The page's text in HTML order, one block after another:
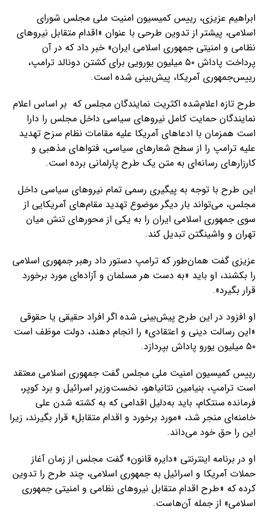
ابراهیم عزیزی، رییس کمیسیون امنیت ملی مجلس شورای
اسلامی، پیشتر از تدوین طرحی با عنوان «اقدام متقابل نیروهای
نظامی و امنیتی جمهوری اسلامی ایران» خبر داد که در آن
پرداخت پاداش ۵۰ میلیون یورویی برای کشتن دونالد ترامپ،
رییس‌جمهوری آمریکا، پیش‌بینی شده است.
طرح تازه اعلام‌شده اکثریت نمایندگان مجلس که بر اساس اعلام
نمایندگان حمایت کامل نیروهای سیاسی داخل مجلس را دارا
است همزمان با ادعاهای آمریکا علیه مقامات نظام سزح تهدید
علیه ترامپ را از سطح شعارهای سیاسی، فتواهای مذهبی و
کارزارهای رسانه‌ای به متن یک طرح پارلمانی برده است.
این طرح با توجه به پیگیری رسمی تمام نیروهای سیاسی داخل
مجلس، می‌تواند بار دیگر موضوع تهدید مقام‌های آمریکایی از
سوی جمهوری اسلامی ایران را به یکی از محورهای تنش میان
تهران و واشینگتن تبدیل کند.
عزیزی گفت همان‌طور که ترامپ دستور داد رهبر جمهوری اسلامی
را بکشند، او باید «به دست هر مسلمان و آزاده‌ای مورد برخورد
قرار بگیرد».
او افزود در این طرح پیش‌بینی شده اگر افراد حقیقی یا حقوقی
«این رسالت دینی و اعتقادی» را انجام دهند، دولت موظف است
۵۰ میلیون یورو پاداش بپردازد.
رییس کمیسیون امنیت ملی مجلس گفت جمهوری اسلامی معتقد
است ترامپ، بنیامین نتانیاهو، نخست‌وزیر اسرائیل و برد کوپر،
فرمانده سنتکام، باید به‌دلیل اقدامی که به کشته شدن علی
خامنه‌ای منجر شد، «مورد برخورد و اقدام متقابل» قرار بگیرند، زیرا
این را حق خود می‌داند.
او در برنامه اینترنتی «دایره قانون» گفت مجلس از زمان آغاز
حملات آمریکا و اسرائیل به جمهوری اسلامی، چند طرح را تدوین
کرده که «طرح اقدام متقابل نیروهای نظامی و امنیتی جمهوری
اسلامی» از جمله آن‌هاست.